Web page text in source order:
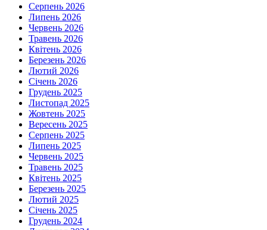
Серпень 2026
Липень 2026
Червень 2026
Травень 2026
Квітень 2026
Березень 2026
Лютий 2026
Січень 2026
Грудень 2025
Листопад 2025
Жовтень 2025
Вересень 2025
Серпень 2025
Липень 2025
Червень 2025
Травень 2025
Квітень 2025
Березень 2025
Лютий 2025
Січень 2025
Грудень 2024